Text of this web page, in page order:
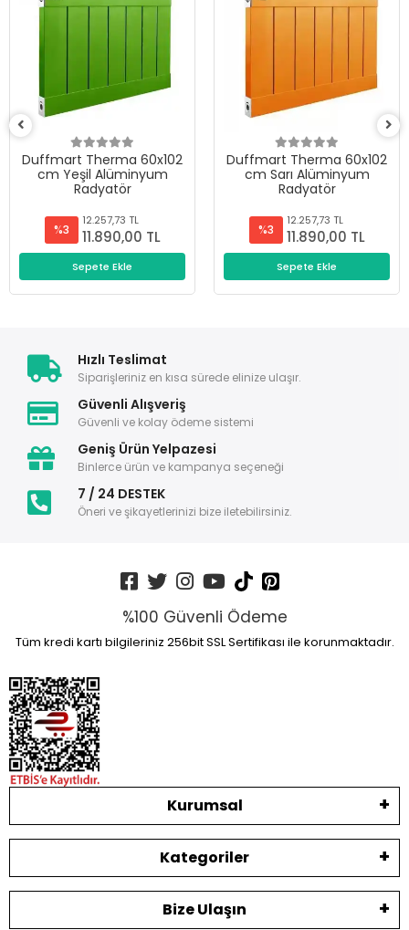
Duffmart Therma 60x102
cm Sarı Alüminyum
Radyatör
%3
12.257,73 TL
11.890,00 TL
Sepete Ekle
Duffmart Therma 60x102
cm Beyaz Alüminyum
Radyatör
%3
12.257,73 TL
11.890,00 TL
Sepete Ekle
Hızlı Teslimat
Siparişleriniz en kısa sürede elinize ulaşır.
Güvenli Alışveriş
Güvenli ve kolay ödeme sistemi
Geniş Ürün Yelpazesi
Binlerce ürün ve kampanya seçeneği
7 / 24 DESTEK
Öneri ve şikayetlerinizi bize iletebilirsiniz.
%100 Güvenli Ödeme
Tüm kredi kartı bilgileriniz 256bit SSL Sertifikası ile korunmaktadır.
Kurumsal
Kategoriler
Bize Ulaşın